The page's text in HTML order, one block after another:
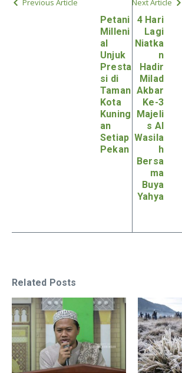
Previous Article
Petani
Milleni
al
Unjuk
Presta
si di
Taman
Kota
Kuning
an
Setiap
Pekan
Next Article
4 Hari
Lagi
Niatka
n
Hadir
Milad
Akbar
Ke-3
Majeli
s Al
Wasila
h
Bersa
ma
Buya
Yahya
Related Posts